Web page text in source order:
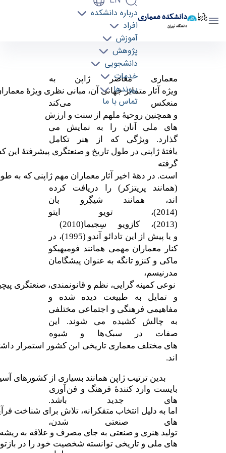
دانشکده معماری
دانشگاه تهران
درباره دانشکده
افراد
آموزش
پژوهش
دانشجویی
خدمات
پیوندها
تماس با ما
انتشار کتاب "معماری جدید ژاپن، آثار معاصر
معماران پیشرو جهانی" ترجمه دکتر الهام اندرودی -
دانشکده معماری arch
معماری معاصر ژاپن
به
ویژه آثار متمایز جهانی آن، مبانی نظری ویژۀ
منعکس می‌کند
و همچنین روحیۀ ملهم از سنت و ارزش
های
ملی آنان
را به نمایش می­‌
گذارد.
ویژگی که از هنر
تکامل
یافتۀ ژاپنی در طول تاریخ و صنعتگری پیشرفتۀ این
گرفته
است. در دهۀ اخیر آثار معماران مهم ژاپنی که به
(همانند
پریتزکر) را دریافت
کرده
اند،
همانند شیگِرو
بان
(2014)، تویو
ایتو
(2013)، کازویو سِجیما(2010)
و یا پیش از این تادائو آندو (1995)، در
کنار معماران مهمی همانند فومیهیکو
ماکی و کنزو تانگه به عنوان پیشگامان
مدرنیسم،
نوعی کمینه گرایی، نظم و قانونمندی، صنعتگری
و تمایل
به
طبیعت دیده شده و
مفاهیمی فرهنگی و اجتماعی مختلفی
به چالش کشیده می شوند. این
صفات
در سبکها و
شیوه
های مختلف معماری تاریخی این کشور استمرار
اند.
بدین ترتیب ژاپن همانند بسیاری از کشورهای
بایست وارد کنندۀ فرهنگ و فن آوری
های
جدید
باشد.
اما به دلیل انتخاب متفکرانه، تلاش برای شناخت
های
صنعتی شدن،
تولید هنری و صنعتی به جای مصرف و علاقه به ریشه
های ملی و تاریخی توانسته شخصیت خود را در